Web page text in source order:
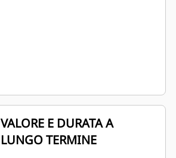
VALORE E DURATA A
LUNGO TERMINE